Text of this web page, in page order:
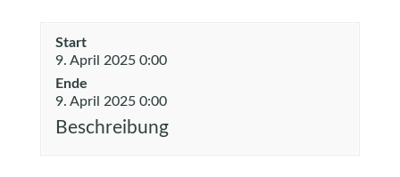
Start
9. April 2025 0:00
Ende
9. April 2025 0:00
Beschreibung